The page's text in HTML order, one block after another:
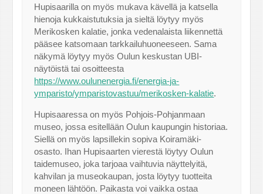
Hupisaarilla on myös mukava kävellä ja katsella
hienoja kukkaistutuksia ja sieltä löytyy myös
Merikosken kalatie, jonka vedenalaista liikennettä
pääsee katsomaan tarkkailuhuoneeseen. Sama
näkymä löytyy myös Oulun keskustan UBI-
näytöistä tai osoitteesta
https://www.oulunenergia.fi/energia-ja-
ymparisto/ymparistovastuu/merikosken-kalatie.
Hupisaaressa on myös Pohjois-Pohjanmaan
museo, jossa esitellään Oulun kaupungin historiaa.
Siellä on myös lapsillekin sopiva Koiramäki-
osasto. Ihan Hupisaarten vierestä löytyy Oulun
taidemuseo, joka tarjoaa vaihtuvia näyttelyitä,
kahvilan ja museokaupan, josta löytyy tuotteita
moneen lähtöön. Paikasta voi vaikka ostaa